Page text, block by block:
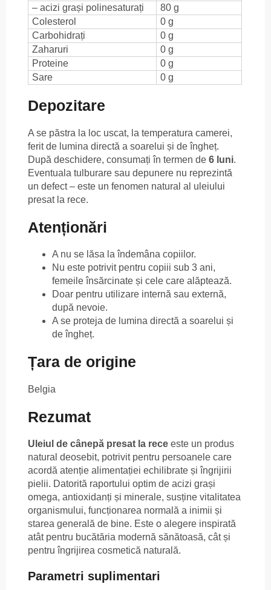
– acizi grași polinesaturați
80 g
Colesterol
0 g
Carbohidrați
0 g
Zaharuri
0 g
Proteine
0 g
Sare
0 g
Depozitare
A se păstra la loc uscat, la temperatura camerei,
ferit de lumina directă a soarelui și de îngheț.
După deschidere, consumați în termen de 6 luni.
Eventuala tulburare sau depunere nu reprezintă
un defect – este un fenomen natural al uleiului
presat la rece.
Atenționări
A nu se lăsa la îndemâna copiilor.
Nu este potrivit pentru copiii sub 3 ani,
femeile însărcinate și cele care alăptează.
Doar pentru utilizare internă sau externă,
după nevoie.
A se proteja de lumina directă a soarelui și
de îngheț.
Țara de origine
Belgia
Rezumat
Uleiul de cânepă presat la rece este un produs
natural deosebit, potrivit pentru persoanele care
acordă atenție alimentației echilibrate și îngrijirii
pielii. Datorită raportului optim de acizi grași
omega, antioxidanți și minerale, susține vitalitatea
organismului, funcționarea normală a inimii și
starea generală de bine. Este o alegere inspirată
atât pentru bucătăria modernă sănătoasă, cât și
pentru îngrijirea cosmetică naturală.
Parametri suplimentari